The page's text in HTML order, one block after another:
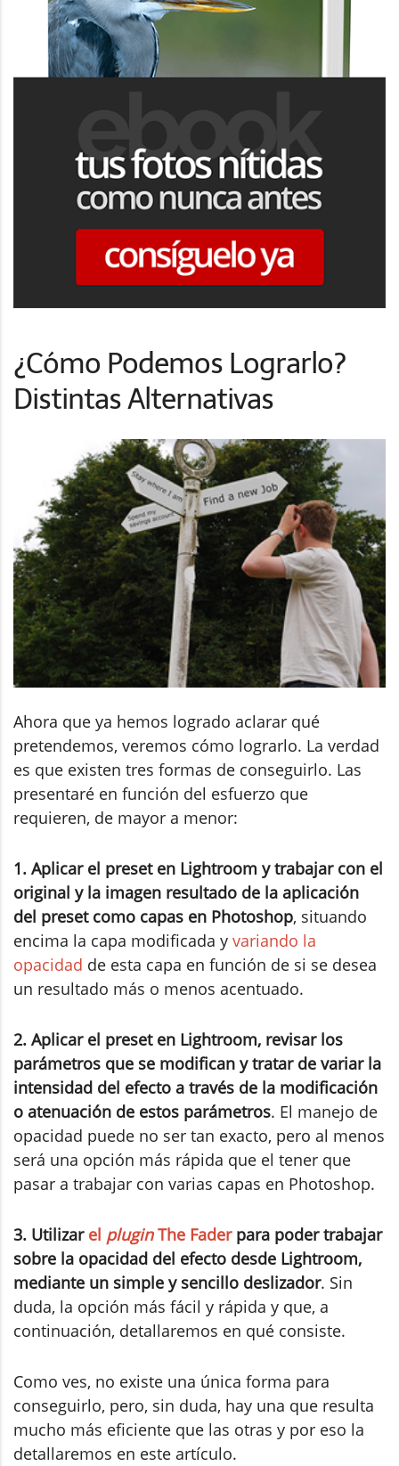
¿Cómo Podemos Lograrlo?
Distintas Alternativas
Ahora que ya hemos logrado aclarar qué
pretendemos, veremos cómo lograrlo. La verdad
es que existen tres formas de conseguirlo. Las
presentaré en función del esfuerzo que
requieren, de mayor a menor:
1. Aplicar el preset en Lightroom y trabajar con el
original y la imagen resultado de la aplicación
del preset como capas en Photoshop, situando
encima la capa modificada y variando la
opacidad de esta capa en función de si se desea
un resultado más o menos acentuado.
2. Aplicar el preset en Lightroom, revisar los
parámetros que se modifican y tratar de variar la
intensidad del efecto a través de la modificación
o atenuación de estos parámetros. El manejo de
opacidad puede no ser tan exacto, pero al menos
será una opción más rápida que el tener que
pasar a trabajar con varias capas en Photoshop.
3. Utilizar el pluginThe Faderpara poder trabajar
sobre la opacidad del efecto desde Lightroom,
mediante un simple y sencillo deslizador. Sin
duda, la opción más fácil y rápida y que, a
continuación, detallaremos en qué consiste.
Como ves, no existe una única forma para
conseguirlo, pero, sin duda, hay una que resulta
mucho más eficiente que las otras y por eso la
detallaremos en este artículo.